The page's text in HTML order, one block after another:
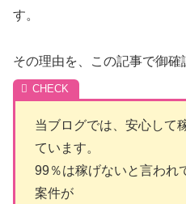
す。
その理由を、この記事で御確
当ブログでは、安心して
ています。
99％は稼げないと言われ
案件が